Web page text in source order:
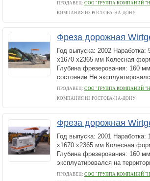
ПРОДАВЕЦ: ООО "ГРУППА КОМПАНИЙ
КОМПАНИЯ ИЗ РОСТОВА-НА-ДОНУ
Фреза дорожная
Год выпуска: 2002
х1670 х2365 мм Колесная
Глубина фрезерования: 160
состоянии Не
ПРОДАВЕЦ: ООО "ГРУППА КОМПАНИЙ
КОМПАНИЯ ИЗ РОСТОВА-НА-ДОНУ
Фреза дорожная
Год выпуска: 2001
х1670 х2365 мм Колесная
Глубина фрезерования: 160
эксплуатировался на
ПРОДАВЕЦ: ООО "ГРУППА КОМПАНИЙ